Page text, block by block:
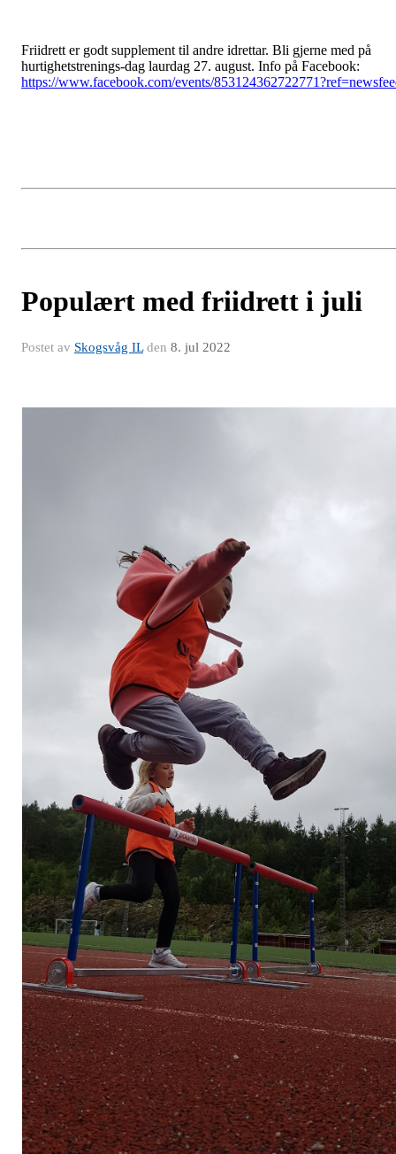
Friidrett er godt supplement til andre idrettar. Bli gjerne med på
hurtighetstrenings-dag laurdag 27. august. Info på Facebook:
https://www.facebook.com/events/
Populært med friidrett i juli
Postet av Skogsvåg ILden 8. jul 2022